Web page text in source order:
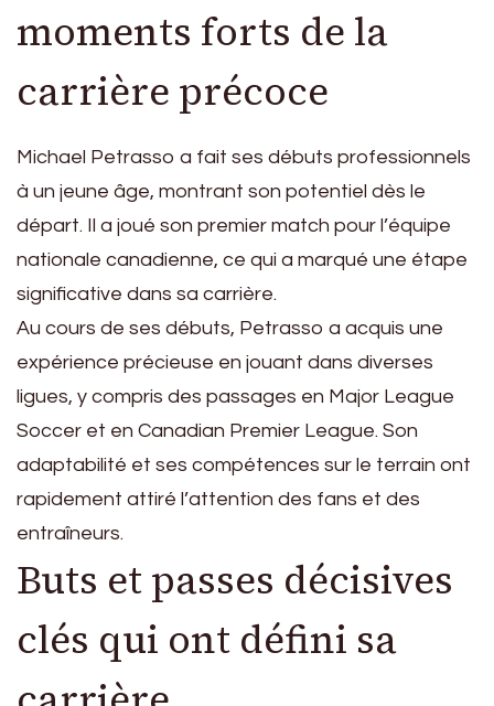
moments forts de la
carrière précoce
Michael Petrasso a fait ses débuts professionnels
à un jeune âge, montrant son potentiel dès le
départ. Il a joué son premier match pour l’équipe
nationale canadienne, ce qui a marqué une étape
significative dans sa carrière.
Au cours de ses débuts, Petrasso a acquis une
expérience précieuse en jouant dans diverses
ligues, y compris des passages en Major League
Soccer et en Canadian Premier League. Son
adaptabilité et ses compétences sur le terrain ont
rapidement attiré l’attention des fans et des
entraîneurs.
Buts et passes décisives
clés qui ont défini sa